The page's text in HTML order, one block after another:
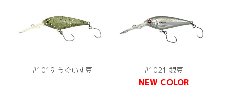
#1019 うぐいす豆 #1021 銀豆
NEW COLOR